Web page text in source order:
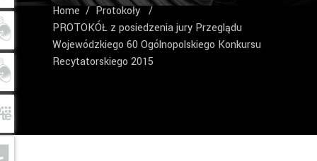
Home/Protokoły/
PROTOKÓŁ z posiedzenia jury Przeglądu
Wojewódzkiego 60 Ogólnopolskiego Konkursu
Recytatorskiego 2015